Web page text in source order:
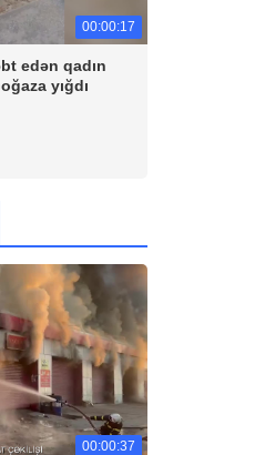
00:00:17
edən qadın
yığdı
00:00:37